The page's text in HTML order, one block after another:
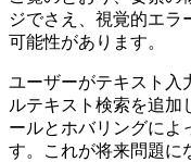
レビューと展
ジでさえ、視覚的エラ
可能性があります。
ユーザーがテキスト入